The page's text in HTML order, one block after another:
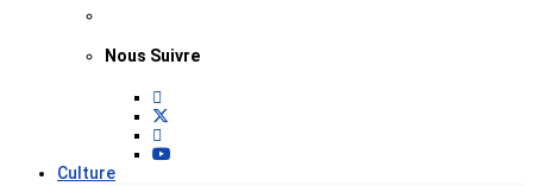
Nous Suivre
Culture